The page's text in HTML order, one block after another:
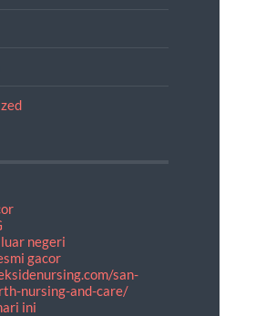
negeri
gacor
san-
nursing-and-care/
ini